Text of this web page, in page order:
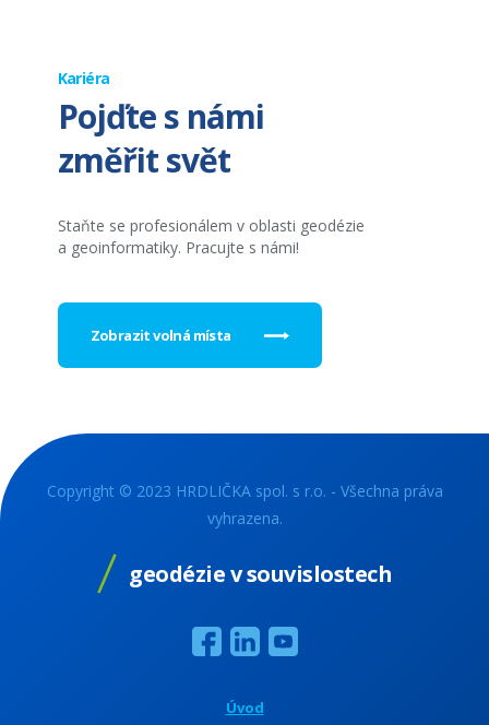
Kariéra
Pojďte s námi
změřit svět
Staňte se profesionálem v oblasti geodézie
a geoinformatiky. Pracujte s námi!
Zobrazit volná místa
Copyright © 2023 HRDLIČKA spol. s r.o. - Všechna práva
vyhrazena.
geodézie v souvislostech
Úvod